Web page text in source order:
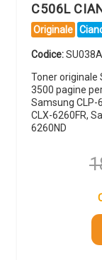
C506L
Originale
Codice:SU038A
Toner originale
3500 pagine
Samsung CLP-
CLX-6260FR,
6260ND